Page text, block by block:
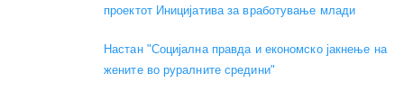
проектот Иницијатива за вработување млади
Настан "Социјална правда и економско јакнење на
жените во руралните средини"